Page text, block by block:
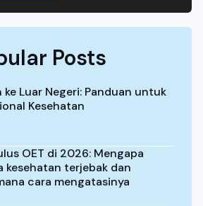
Posts
ke Luar Negeri: Panduan untuk
Kesehatan
OET di 2026: Mengapa
kesehatan terjebak dan
cara mengatasinya